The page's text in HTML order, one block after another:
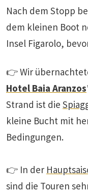
Nach dem Stopp
dem kleinen Boot
Insel Figarolo,
👉 Wir
Hotel Baia Aranzos
Strand ist die
kleine Bucht mit
Bedingungen.
👉 In der
sind die Touren